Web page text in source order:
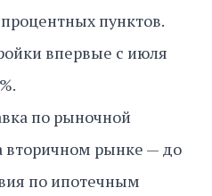
пунктов.
впервые с июля
по рыночной
вторичном рынке — до
по ипотечным